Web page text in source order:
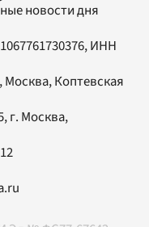
новости дня
ИНН
Москва, Коптевская
, г. Москва,